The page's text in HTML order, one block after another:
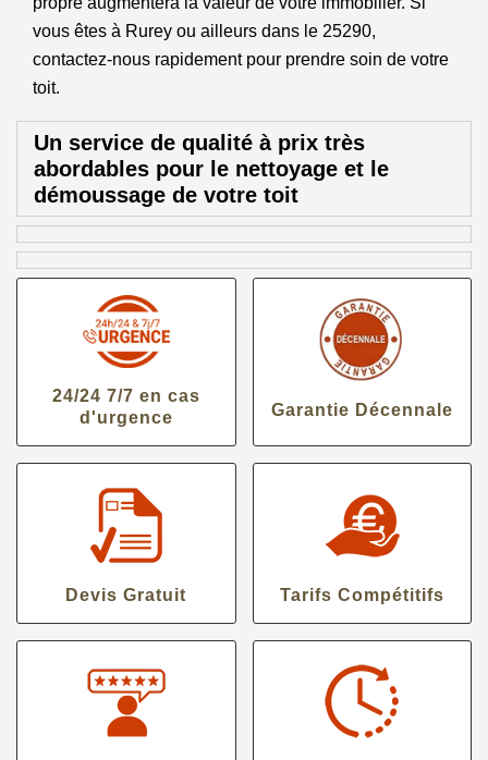
vous êtes à Rurey ou ailleurs dans le 25290,
contactez-nous rapidement pour prendre soin de votre
toit.
Un service de qualité à prix très
abordables pour le nettoyage et le
démoussage de votre toit
24/24 7/7 en cas
d'urgence
Garantie Décennale
Devis Gratuit Tarifs Compétitifs